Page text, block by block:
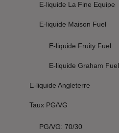
E-liquide La Fine Equipe
E-liquide Maison Fuel
E-liquide Fruity Fuel
E-liquide Graham Fuel
E-liquide Angleterre
Taux PG/VG
PG/VG: 70/30